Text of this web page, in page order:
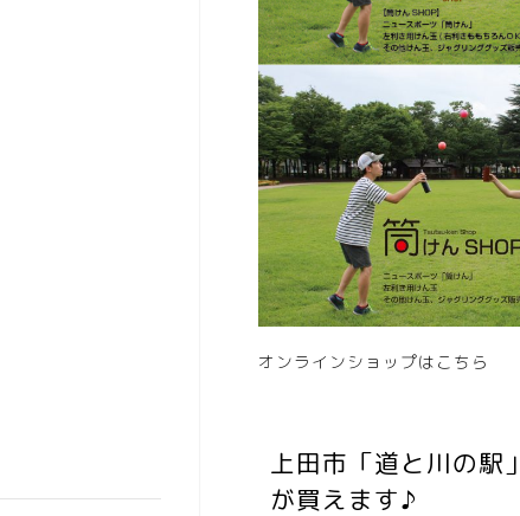
オンラインショップはこちら
上田市「道と川の駅
が買えます♪